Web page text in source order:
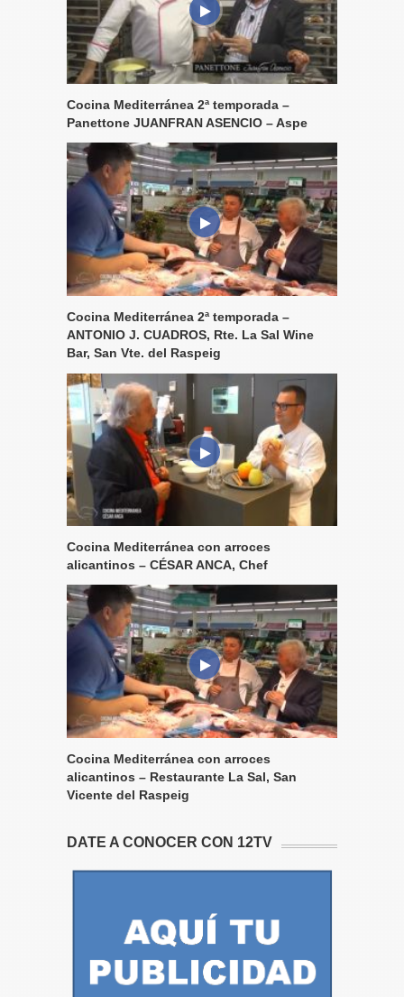
Cocina Mediterránea 2ª temporada –
Panettone JUANFRAN ASENCIO – Aspe
Cocina Mediterránea 2ª temporada –
ANTONIO J. CUADROS, Rte. La Sal Wine
Bar, San Vte. del Raspeig
Cocina Mediterránea con arroces
alicantinos – CÉSAR ANCA, Chef
Cocina Mediterránea con arroces
alicantinos – Restaurante La Sal, San
Vicente del Raspeig
DATE A CONOCER CON 12TV